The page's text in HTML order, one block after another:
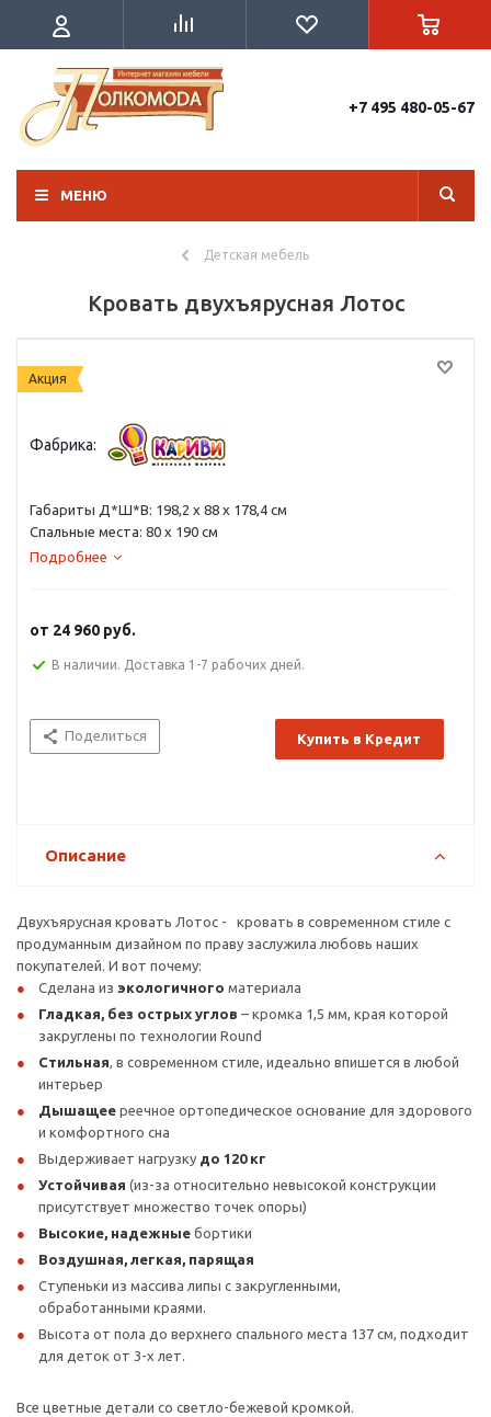
+7 495 480-05-67
МЕНЮ
Детская мебель
Кровать двухъярусная Лотос
Акция
Фабрика:
Габариты Д*Ш*В: 198,2 х 88 х 178,4 см
Спальные места: 80 х 190 см
Подробнее
от 24 960 руб.
В наличии. Доставка 1-7 рабочих дней.
Поделиться Купить в Кредит
Описание
Двухъярусная кровать Лотос - кровать в современном стиле с
продуманным дизайном по праву заслужила любовь наших
покупателей. И вот почему:
Сделана из экологичного материала
Гладкая, без острых углов – кромка 1,5 мм, края которой
закруглены по технологии Round
Стильная, в современном стиле, идеально впишется в любой
интерьер
Дышащее реечное ортопедическое основание для здорового
и комфортного сна
Выдерживает нагрузку до 120 кг
Устойчивая (из-за относительно невысокой конструкции
присутствует множество точек опоры)
Высокие, надежные бортики
Воздушная, легкая, парящая
Ступеньки из массива липы с закругленными,
обработанными краями.
Высота от пола до верхнего спального места 137 см, подходит
для деток от 3-х лет.
Все цветные детали со светло-бежевой кромкой.